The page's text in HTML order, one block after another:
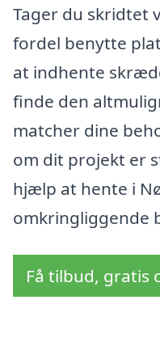
Tager du skridtet
fordel benytte
at indhente
finde den
matcher dine
om dit projekt er
hjælp at hente i
omkringliggende
Få tilbud, gratis